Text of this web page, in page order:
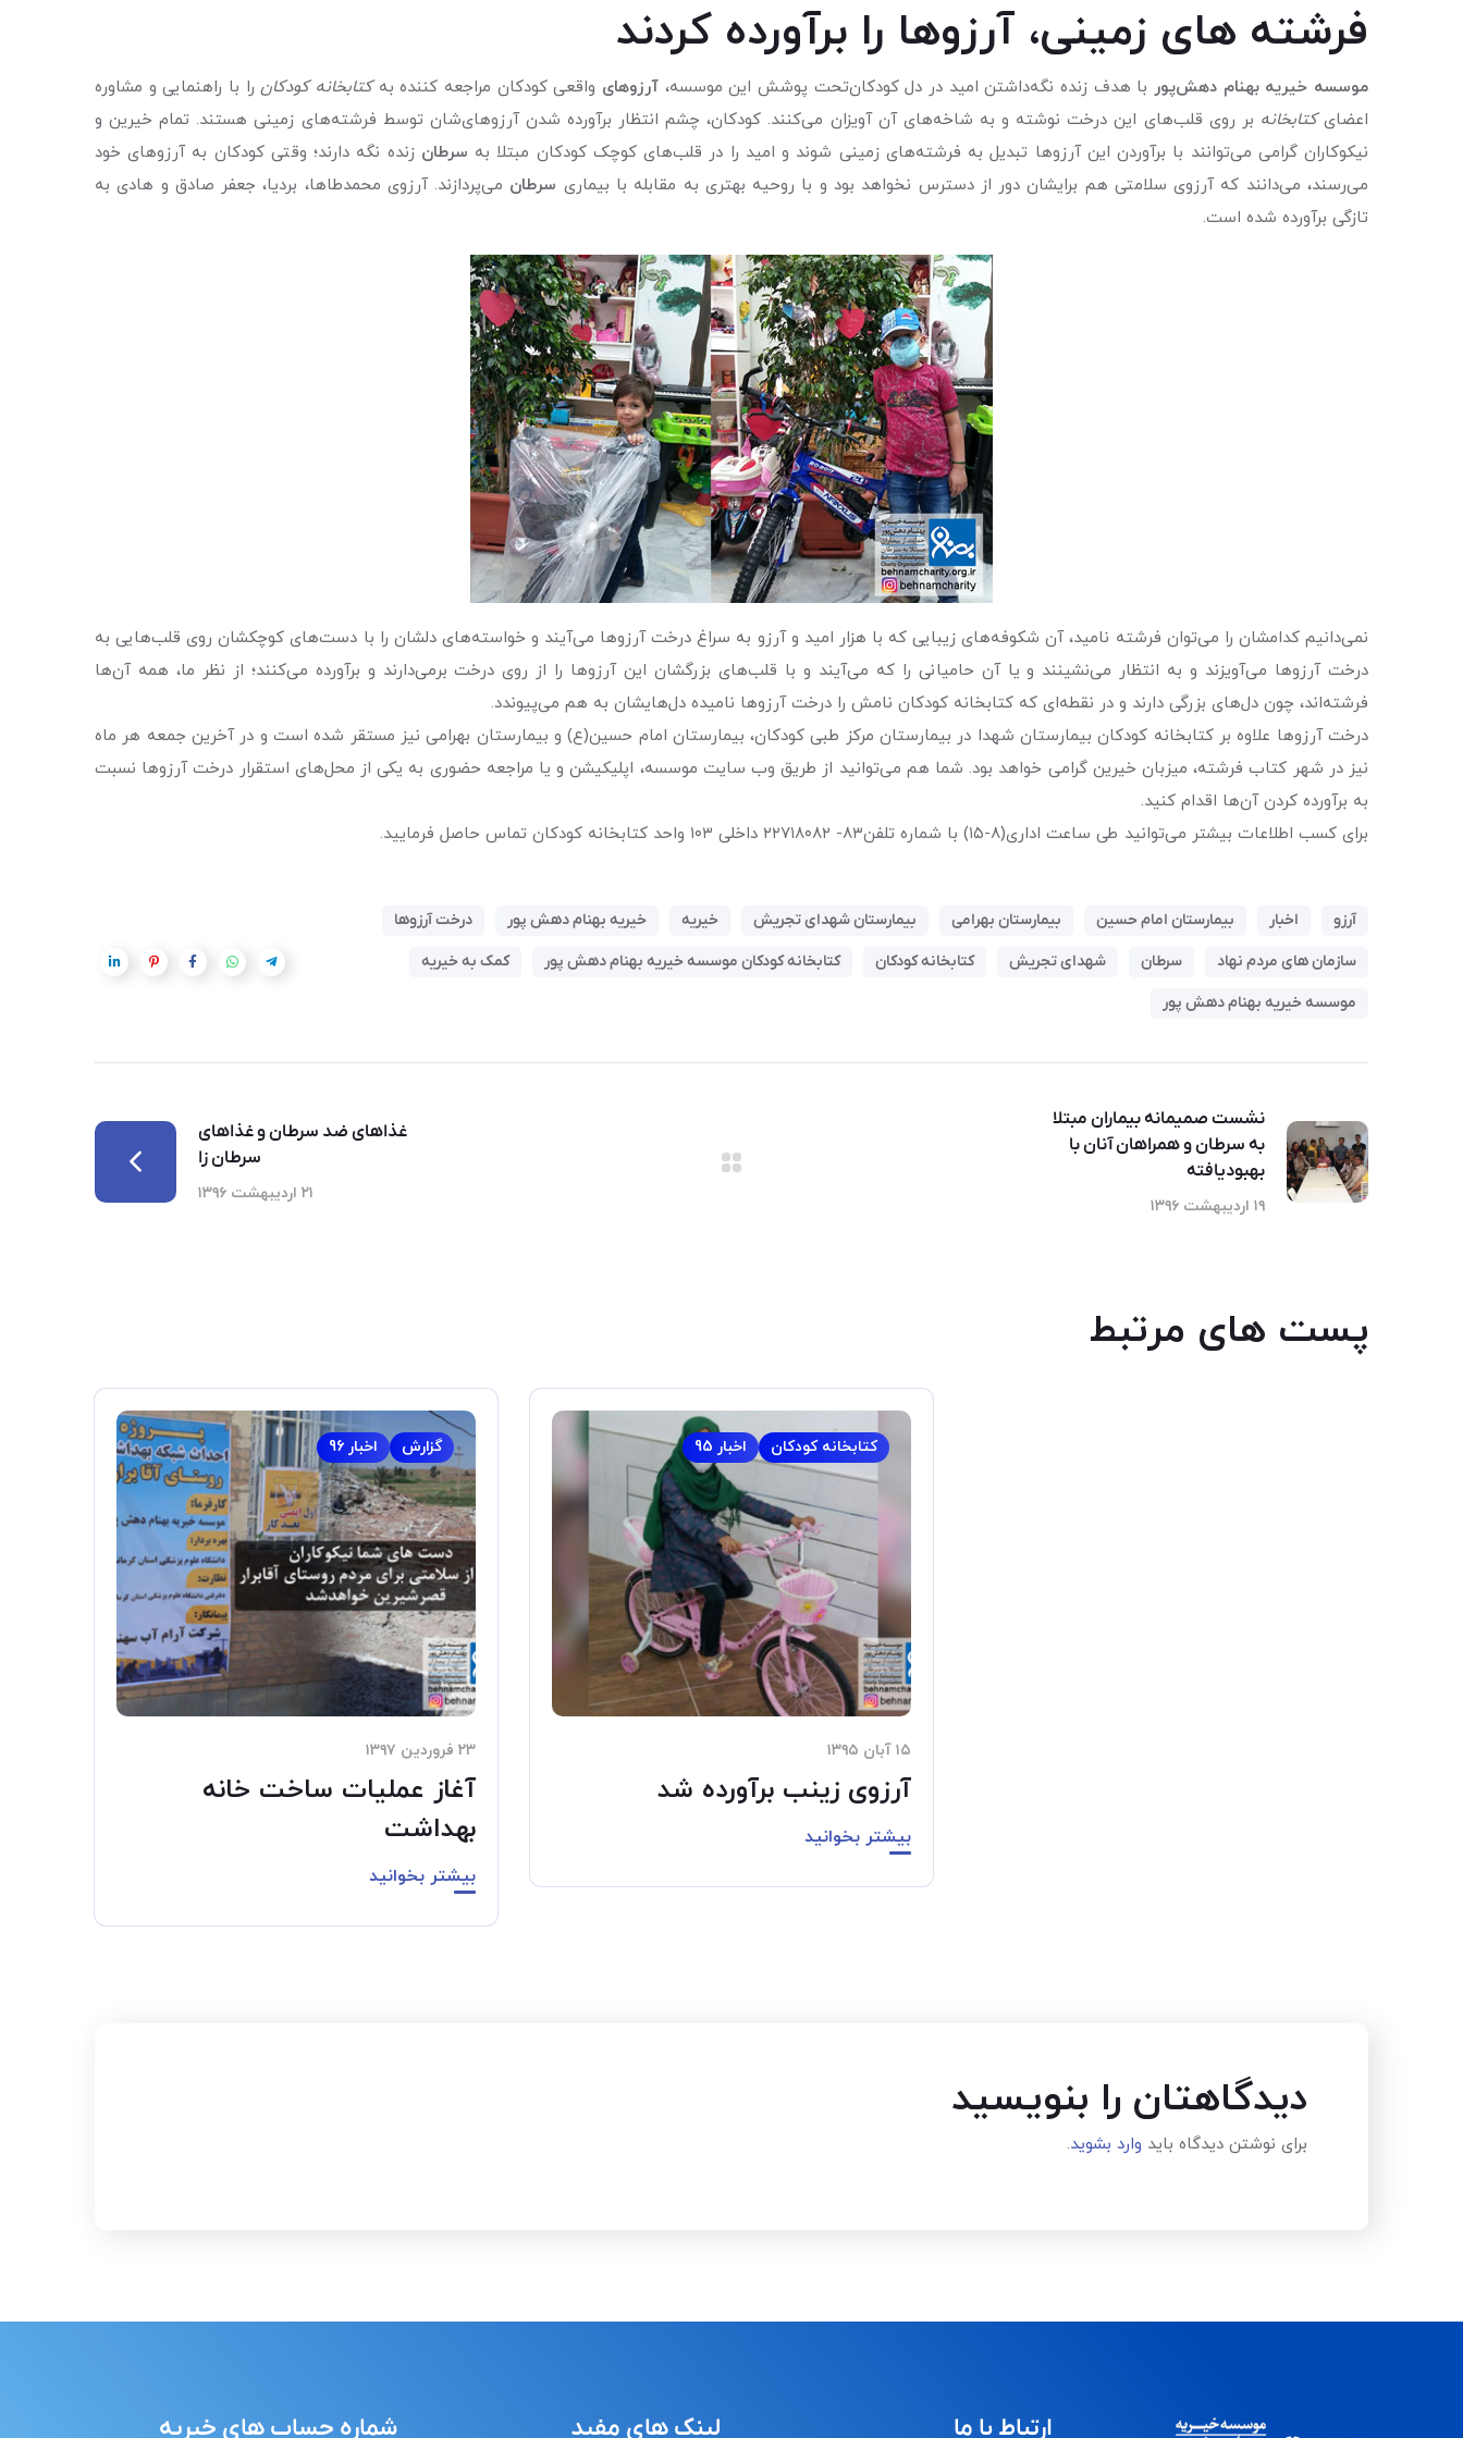
فرشته های زمینی، آرزوها را برآورده کردند
موسسه خیریه بهنام دهش‌پور با هدف زنده نگه‌داشتن امید در دل کودکان‌تحت پوشش این موسسه، آرزوهای واقعی کودکان مراجعه کننده بهکتابخانه کودکانرا با راهنمایی و مشاوره
اعضایکتابخانه بر روی قلب‌های این درخت نوشته و به شاخه‌های آن آویزان می‌کنند. کودکان، چشم انتظار برآورده شدن آرزو‌های‌شان توسط فرشته‌های زمینی هستند. تمام خیرین و
نیکوکاران گرامی می‌توانند با برآوردن این آرزوها تبدیل به فرشته‌های زمینی شوند و امید را در قلب‌های کوچک کودکان مبتلا به سرطان زنده نگه دارند؛ وقتی کودکان به آرزوهای خود
می‌رسند، می‌دانند که آرزوی سلامتی هم برایشان دور از دسترس نخواهد بود و با روحیه بهتری به مقابله با بیماری سرطان می‌پردازند. آرزوی محمدطاها، بردیا، جعفر صادق و هادی به
تازگی برآورده شده است.
نمی‌دانیم کدامشان را می‌توان فرشته نامید، آن شکوفه‌های زیبایی که با هزار امید و آرزو به سراغ درخت آرزو‌ها می‌آیند و خواسته‌های دلشان را با دست‌های کوچکشان روی قلب‌هایی به
درخت آرزو‌ها می‌آویزند و به انتظار می‌نشینند و یا آن حامیانی را که می‌آیند و با قلب‌های بزرگشان این آرزو‌ها را از روی درخت برمی‌دارند و برآورده می‌کنند؛ از نظر ما، همه آن‌ها
فرشته‌اند، چون دل‌های بزرگی دارند و در نقطه‌ای که کتابخانه کودکان نامش را درخت آرزو‌ها نامیده دل‌هایشان به هم می‌پیوندد.
درخت آرزو‌ها علاوه بر کتابخانه کودکان بیمارستان شهدا در بیمارستان‌ مرکز طبی کودکان، بیمارستان امام حسین(ع) و بیمارستان بهرامی نیز مستقر شده است و در آخرین جمعه هر ماه
نیز در شهر کتاب فرشته، میزبان خیرین گرامی خواهد بود. شما هم می‌توانید از طریق وب سایت موسسه، اپلیکیشن و یا مراجعه حضوری به یکی از محل‌های استقرار درخت آرزو‌ها نسبت
به برآورده کردن آن‌ها اقدام کنید.
برای کسب اطلاعات بیشتر می‌توانید طی ساعت اداری(۸-۱۵) با شماره تلفن۸۳- ۲۲۷۱۸۰۸۲ داخلی ۱۰۳ واحد کتابخانه کودکان تماس حاصل فرمایید.
آرزو اخبار بیمارستان امام حسین بیمارستان بهرامی بیمارستان شهدای تجریش خیریه خیریه بهنام دهش پور
درخت آرزوها
سازمان های مردم نهاد
سرطان شهدای تجریش کتابخانه کودکان کتابخانه کودکان موسسه خیریه بهنام دهش پور
کمک به خیریه
موسسه خیریه بهنام دهش پور
نشست صمیمانه بیماران مبتلا
به سرطان و همراهان آنان با
بهبودیافته
۱۹ اردیبهشت ۱۳۹۶
غذاهای ضد سرطان و غذاهای
سرطان زا
۲۱ اردیبهشت ۱۳۹۶
پست های مرتبط
اخبار 95 کتابخانه کودکان
۱۵ آبان ۱۳۹۵
آرزوی زینب برآورده شد
بیشتر بخوانید
اخبار 96 گزارش
۲۳ فروردین ۱۳۹۷
آغاز عملیات ساخت خانه
بهداشت
بیشتر بخوانید
دیدگاهتان را بنویسید
برای نوشتن دیدگاه باید وارد بشوید.
ارتباط با ما لینک های مفید شماره حساب های خیریه